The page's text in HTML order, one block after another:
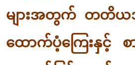
များအတွက် တတိယအ
ထောက်ပံ့ကြေးနှင့် စာ